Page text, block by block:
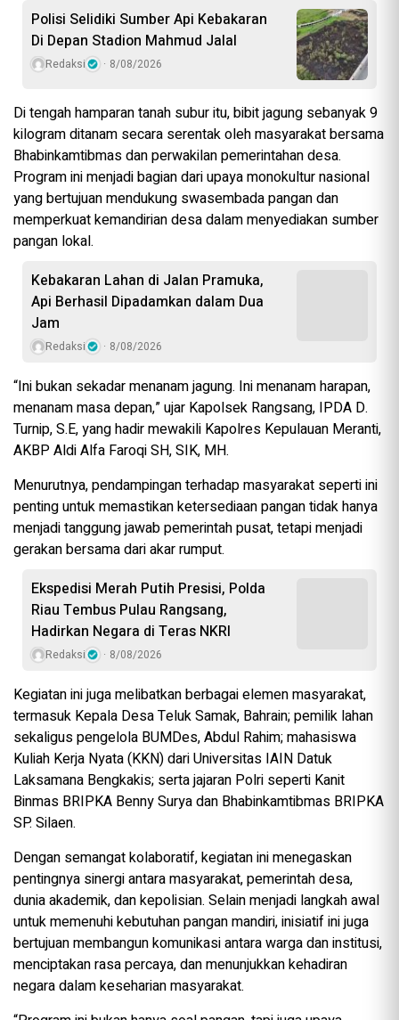
Polisi Selidiki Sumber Api Kebakaran
Di Depan Stadion Mahmud Jalal
Redaksi 8/08/2026
Di tengah hamparan tanah subur itu, bibit jagung sebanyak 9
kilogram ditanam secara serentak oleh masyarakat bersama
Bhabinkamtibmas dan perwakilan pemerintahan desa.
Program ini menjadi bagian dari upaya monokultur nasional
yang bertujuan mendukung swasembada pangan dan
memperkuat kemandirian desa dalam menyediakan sumber
pangan lokal.
Kebakaran Lahan di Jalan Pramuka,
Api Berhasil Dipadamkan dalam Dua
Jam
Redaksi 8/08/2026
“Ini bukan sekadar menanam jagung. Ini menanam harapan,
menanam masa depan,” ujar Kapolsek Rangsang, IPDA D.
Turnip, S.E, yang hadir mewakili Kapolres Kepulauan Meranti,
AKBP Aldi Alfa Faroqi SH, SIK, MH.
Menurutnya, pendampingan terhadap masyarakat seperti ini
penting untuk memastikan ketersediaan pangan tidak hanya
menjadi tanggung jawab pemerintah pusat, tetapi menjadi
gerakan bersama dari akar rumput.
Ekspedisi Merah Putih Presisi, Polda
Riau Tembus Pulau Rangsang,
Hadirkan Negara di Teras NKRI
Redaksi 8/08/2026
Kegiatan ini juga melibatkan berbagai elemen masyarakat,
termasuk Kepala Desa Teluk Samak, Bahrain; pemilik lahan
sekaligus pengelola BUMDes, Abdul Rahim; mahasiswa
Kuliah Kerja Nyata (KKN) dari Universitas IAIN Datuk
Laksamana Bengkakis; serta jajaran Polri seperti Kanit
Binmas BRIPKA Benny Surya dan Bhabinkamtibmas BRIPKA
SP. Silaen.
Dengan semangat kolaboratif, kegiatan ini menegaskan
pentingnya sinergi antara masyarakat, pemerintah desa,
dunia akademik, dan kepolisian. Selain menjadi langkah awal
untuk memenuhi kebutuhan pangan mandiri, inisiatif ini juga
bertujuan membangun komunikasi antara warga dan institusi,
menciptakan rasa percaya, dan menunjukkan kehadiran
negara dalam keseharian masyarakat.